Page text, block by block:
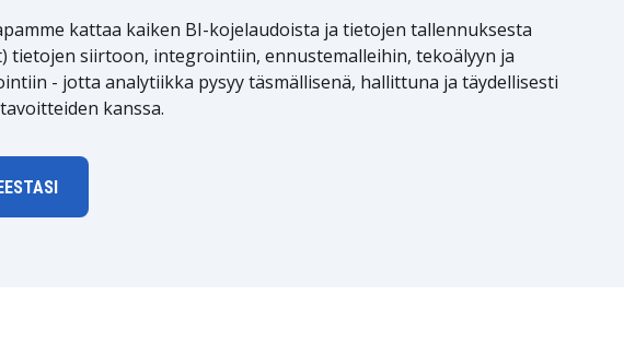
kattaa kaiken BI-kojelaudoista ja tietojen tallennuksesta
tietojen siirtoon, integrointiin, ennustemalleihin, tekoälyyn ja
- jotta analytiikka pysyy täsmällisenä, hallittuna ja täydellisesti
kanssa.